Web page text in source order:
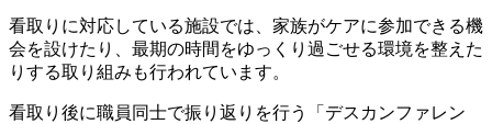
看取りに対応している施設では、家族がケアに参加できる機
会を設けたり、最期の時間をゆっくり過ごせる環境を整えた
りする取り組みも行われています。
看取り後に職員同士で振り返りを行う「デスカンファレン